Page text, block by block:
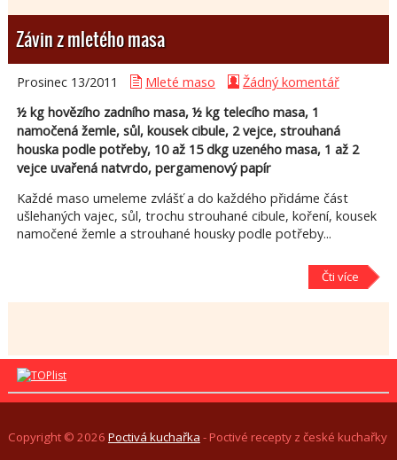
Závin z mletého masa
Prosinec 13/2011 Mleté maso
Žádný komentář
½ kg hovězího zadního masa, ½ kg telecího masa, 1
namočená žemle, sůl, kousek cibule, 2 vejce, strouhaná
houska podle potřeby, 10 až 15 dkg uzeného masa, 1 až 2
vejce uvařená natvrdo, pergamenový papír
Každé maso umeleme zvlášť a do každého přidáme část
ušlehaných vajec, sůl, trochu strouhané cibule, koření, kousek
namočené žemle a strouhané housky podle potřeby...
Čti více
Copyright © 2026 Poctivá kuchařka - Poctivé recepty z české kuchařky